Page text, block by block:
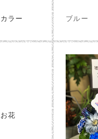
ラー ブルー
花